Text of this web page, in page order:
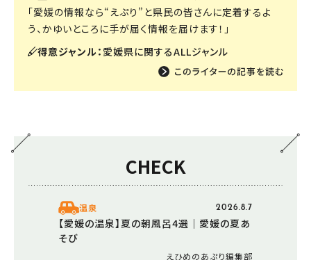
「愛媛の情報なら“えぷり”と県民の皆さんに定着するよ
う、かゆいところに手が届く情報を届けます！」
得意ジャンル： 愛媛県に関するALLジャンル
CHECK
温泉 2026.8.7
【愛媛の温泉】夏の朝風呂4選｜愛媛の夏あ
そび
えひめのあぷり編集部